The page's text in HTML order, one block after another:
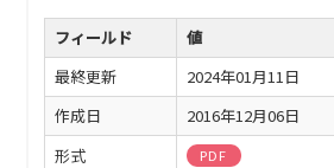
フィールド
値
最終更新
2024年01月11日
作成日
2016年12月06日
形式
PDF